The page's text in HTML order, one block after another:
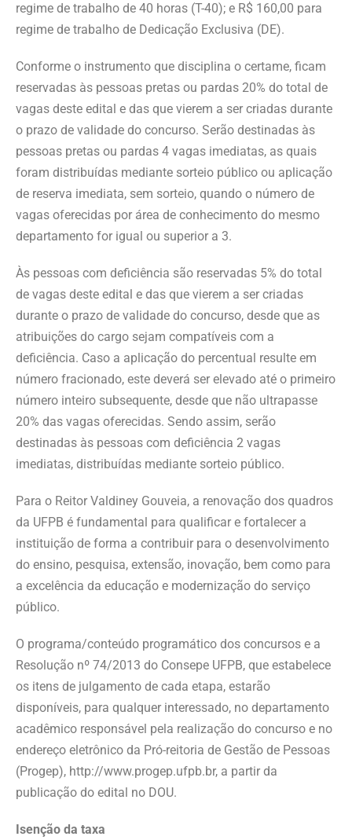
regime de trabalho de 40 horas (T-40); e R$ 160,00 para
regime de trabalho de Dedicação Exclusiva (DE).
Conforme o instrumento que disciplina o certame, ficam
reservadas às pessoas pretas ou pardas 20% do total de
vagas deste edital e das que vierem a ser criadas durante
o prazo de validade do concurso. Serão destinadas às
pessoas pretas ou pardas 4 vagas imediatas, as quais
foram distribuídas mediante sorteio público ou aplicação
de reserva imediata, sem sorteio, quando o número de
vagas oferecidas por área de conhecimento do mesmo
departamento for igual ou superior a 3.
Às pessoas com deficiência são reservadas 5% do total
de vagas deste edital e das que vierem a ser criadas
durante o prazo de validade do concurso, desde que as
atribuições do cargo sejam compatíveis com a
deficiência. Caso a aplicação do percentual resulte em
número fracionado, este deverá ser elevado até o primeiro
número inteiro subsequente, desde que não ultrapasse
20% das vagas oferecidas. Sendo assim, serão
destinadas às pessoas com deficiência 2 vagas
imediatas, distribuídas mediante sorteio público.
Para o Reitor Valdiney Gouveia, a renovação dos quadros
da UFPB é fundamental para qualificar e fortalecer a
instituição de forma a contribuir para o desenvolvimento
do ensino, pesquisa, extensão, inovação, bem como para
a excelência da educação e modernização do serviço
público.
O programa/conteúdo programático dos concursos e a
Resolução nº 74/2013 do Consepe UFPB, que estabelece
os itens de julgamento de cada etapa, estarão
disponíveis, para qualquer interessado, no departamento
acadêmico responsável pela realização do concurso e no
endereço eletrônico da Pró-reitoria de Gestão de Pessoas
(Progep), http://www.progep.ufpb.br, a partir da
publicação do edital no DOU.
Isenção da taxa